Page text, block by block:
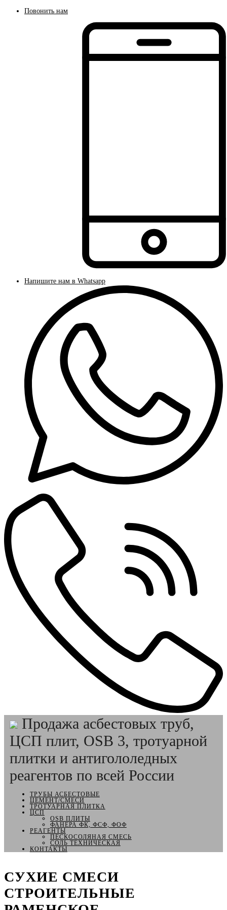
Повонить нам
Напишите нам в Whatsapp
Продажа асбестовых труб,
ЦСП плит, OSB 3, тротуарной
плитки и антигололедных
реагентов по всей России
ТРУБЫ АСБЕСТОВЫЕ
ЦЕМЕНТ/СМЕСИ
ТРОТУАРНАЯ ПЛИТКА
ЦСП
OSB ПЛИТЫ
ФАНЕРА ФК, ФСФ, ФОФ
РЕАГЕНТЫ
ПЕСКОСОЛЯНАЯ СМЕСЬ
СОЛЬ ТЕХНИЧЕСКАЯ
КОНТАКТЫ
СУХИЕ СМЕСИ
СТРОИТЕЛЬНЫЕ